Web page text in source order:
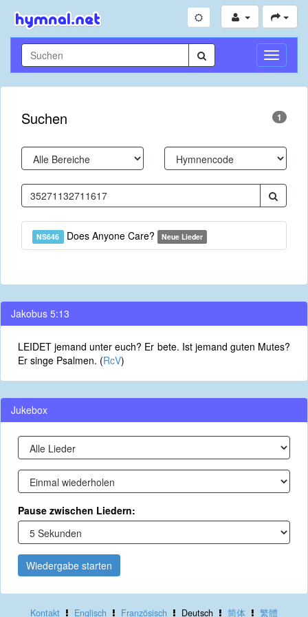
Suchen 1
NS646 Does Anyone Care? Neue Lieder
Jakobus 5:13
LEIDET jemand unter euch? Er bete. Ist jemand guten Mutes?
Er singe Psalmen. (RcV)
Jukebox
Pause zwischen Liedern:
Wiedergabe starten
Kontakt Englisch Französisch Deutsch 简体 繁體